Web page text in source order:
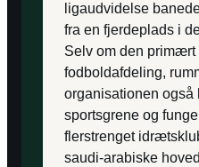
ligaudvidelse
fra en fjerdeplads i
Selv om den primært
fodboldafdeling,
organisationen også
sportsgrene og
flerstrenget
saudi-arabiske